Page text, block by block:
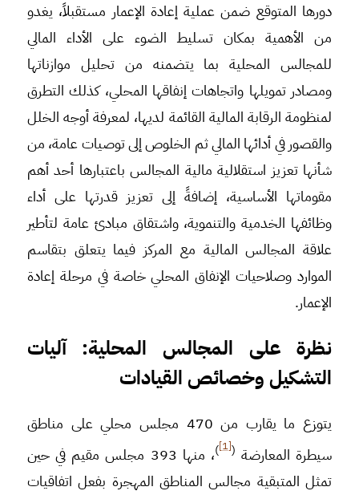
دورها المتوقع ضمن عملية إعادة الإعمار مستقبلاً، يغدو
من الأهمية بمكان تسليط الضوء على الأداء المالي
للمجالس المحلية بما يتضمنه من تحليل موازناتها
ومصادر تمويلها واتجاهات إنفاقها المحلي، كذلك التطرق
لمنظومة الرقابة المالية القائمة لديها، لمعرفة أوجه الخلل
والقصور في أدائها المالي ثم الخلوص إلى توصيات عامة، من
شأنها تعزيز استقلالية مالية المجالس باعتبارها أحد أهم
مقوماتها الأساسية، إضافةً إلى تعزيز قدرتها على أداء
وظائفها الخدمية والتنموية، واشتقاق مبادئ عامة لتأطير
علاقة المجالس المالية مع المركز فيما يتعلق بتقاسم
الموارد وصلاحيات الإنفاق المحلي خاصة في مرحلة إعادة
الإعمار.
نظرة على المجالس المحلية: آليات
التشكيلوخصائص القيادات
يتوزع ما يقارب من 470 مجلس محلي على مناطق
سيطرة المعارضة (
[1]
)
، منها 393 مجلس مقيم في حين
تمثل المتبقية مجالس المناطق المهجرة بفعل اتفاقيات